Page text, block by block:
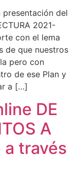
del
2021-
con el lema
de que nuestros
pero con
de ese Plan y
a […]
DE
A
a través